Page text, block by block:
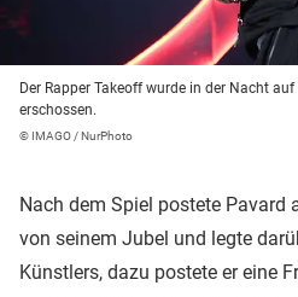
Der Rapper Takeoff wurde in der Nacht
erschossen.
© IMAGO / NurPhoto
Nach dem Spiel postete Pavard
von seinem Jubel und legte
Künstlers, dazu postete er eine